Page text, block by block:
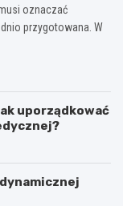
oznaczać
przygotowana. W
uporządkować